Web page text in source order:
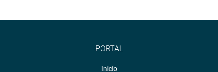
PORTAL
Inicio